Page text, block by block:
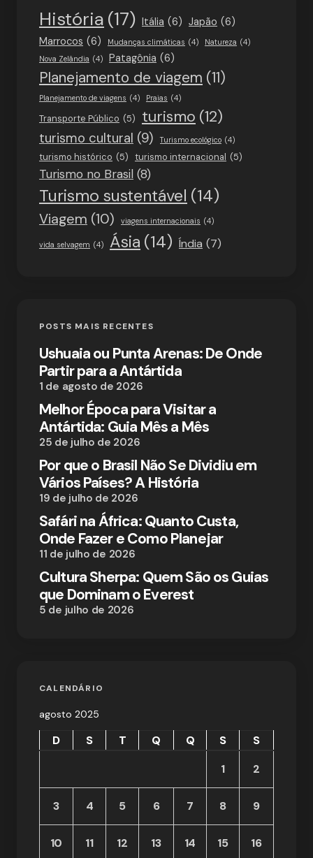
História (17) Itália (6) Japão (6)
Marrocos (6) Mudanças climáticas (4) Natureza (4)
Nova Zelândia (4) Patagônia (6)
Planejamento de viagem (11)
Planejamento de viagens (4) Praias (4)
Transporte Público (5) turismo (12)
turismo cultural (9) Turismo ecológico (4)
turismo histórico (5) turismo internacional (5)
Turismo no Brasil (8)
Turismo sustentável (14)
Viagem (10) viagens internacionais (4)
vida selvagem (4) Ásia (14) Índia (7)
POSTS MAIS RECENTES
Ushuaia ou Punta Arenas: De Onde
Partir para a Antártida
1 de agosto de 2026
Melhor Época para Visitar a
Antártida: Guia Mês a Mês
25 de julho de 2026
Por que o Brasil Não Se Dividiu em
Vários Países? A História
19 de julho de 2026
Safári na África: Quanto Custa,
Onde Fazer e Como Planejar
11 de julho de 2026
Cultura Sherpa: Quem São os Guias
que Dominam o Everest
5 de julho de 2026
CALENDÁRIO
agosto 2025
D S T Q Q S
S
1
2
3 4 5 6 7 8 9
10 11 12 13 14 15 16